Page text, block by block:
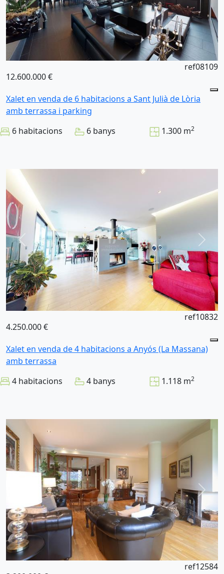
12.600.000 €
ref08109
Xalet en venda de 6 habitacions a Sant Julià de Lòria
amb terrassa i parking
6 habitacions
6 banys 1.300 m2
4.250.000 €
ref10832
Xalet en venda de 4 habitacions a Anyós (La Massana)
amb terrassa
4 habitacions
4 banys 1.118 m2
ref12584